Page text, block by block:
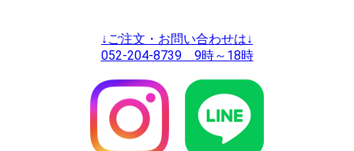
↓ご注文・お問い合わせは↓
052-204-8739 9時～18時